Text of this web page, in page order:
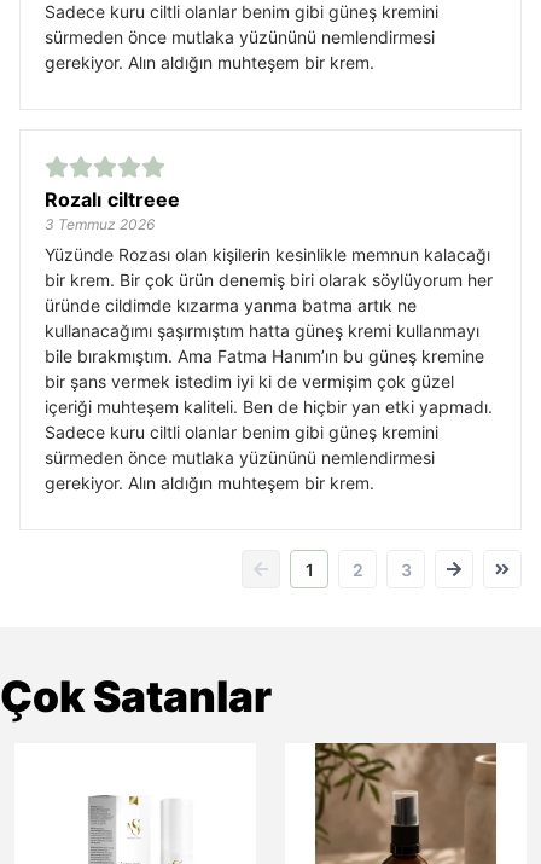
Sadece kuru ciltli olanlar benim gibi güneş kremini
sürmeden önce mutlaka yüzününü nemlendirmesi
gerekiyor. Alın aldığın muhteşem bir krem.
Rozalı ciltreee
3 Temmuz 2026
Yüzünde Rozası olan kişilerin kesinlikle memnun kalacağı
bir krem. Bir çok ürün denemiş biri olarak söylüyorum her
üründe cildimde kızarma yanma batma artık ne
kullanacağımı şaşırmıştım hatta güneş kremi kullanmayı
bile bırakmıştım. Ama Fatma Hanım’ın bu güneş kremine
bir şans vermek istedim iyi ki de vermişim çok güzel
içeriği muhteşem kaliteli. Ben de hiçbir yan etki yapmadı.
Sadece kuru ciltli olanlar benim gibi güneş kremini
sürmeden önce mutlaka yüzününü nemlendirmesi
gerekiyor. Alın aldığın muhteşem bir krem.
1 2 3
Çok Satanlar